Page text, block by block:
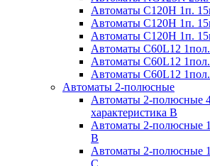
Автоматы С120H 1п.
Автоматы С120H 1п.
Автоматы С120H 1п.
Автоматы С60L12
Автоматы С60L12
Автоматы С60L12
Автоматы 2-полюсные
Автоматы 2-полюсные
характеристика В
Автоматы 2-полюсные
B
Автоматы 2-полюсные
C